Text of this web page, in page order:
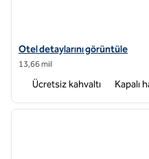
Home2 Suites by Hilton
Otel detaylarını görüntüle
13,66 mil
Ücretsiz kahvaltı Kapalı
1 / 12